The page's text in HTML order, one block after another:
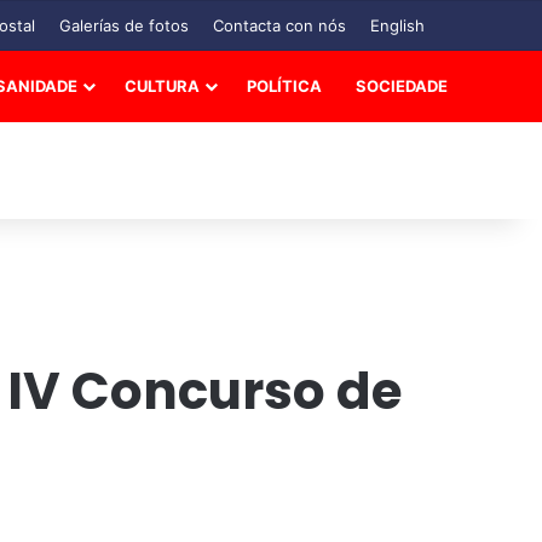
Galerías de fotos Contacta con nós English
CULTURA POLÍTICA SOCIEDADE
Concurso de